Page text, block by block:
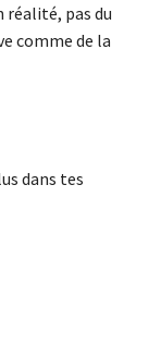
réalité, pas du
comme de la
dans tes